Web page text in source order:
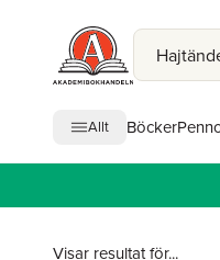
Allt Böcker
Visar resultat för...